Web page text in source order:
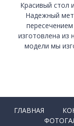
Красивый стол
Надежный
изготовлена из
модели мы
ГЛАВНАЯ